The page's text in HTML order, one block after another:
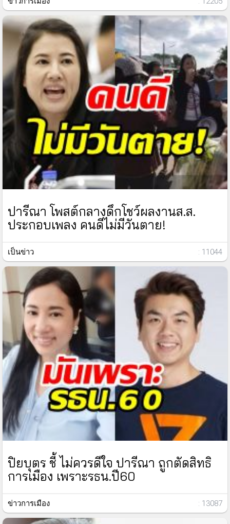
ปารีณา โพสต์กลางดึกโชว์ผลงานส.ส.
ประกอบเพลง คนดีไม่มีวันตาย!
เป็นข่าว : 11044
ปิยบุตร ชี้ ไม่ควรดีใจ ปารีณา ถูกตัดสิทธิ
การเมือง เพราะรธน.ปี60
ข่าวการเมือง : 13087